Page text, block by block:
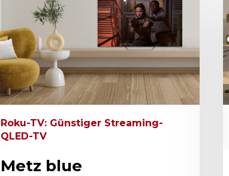
Roku-TV: Günstiger Streaming-
QLED-TV
Metz blue